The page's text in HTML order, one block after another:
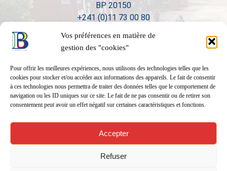
Vos préférences en matière de
gestion des "cookies"
Pour offrir les meilleures expériences, nous utilisons des technologies telles que les
cookies pour stocker et/ou accéder aux informations des appareils. Le fait de consentir
à ces technologies nous permettra de traiter des données telles que le comportement de
navigation ou les ID uniques sur ce site. Le fait de ne pas consentir ou de retirer son
consentement peut avoir un effet négatif sur certaines caractéristiques et fonctions.
Accepter
Refuser
BP 20150
+241 (0)11 73 00 80